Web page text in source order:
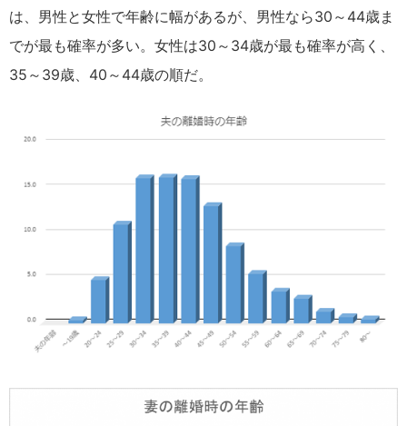
は、男性と女性で年齢に幅があるが、男性なら30～44歳ま
でが最も確率が多い。女性は30～34歳が最も確率が高く、
35～39歳、40～44歳の順だ。